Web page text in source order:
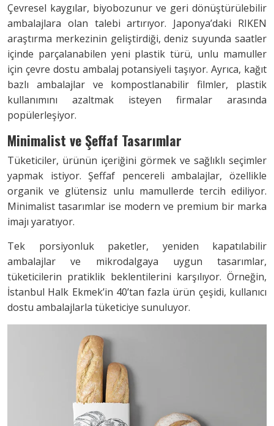
Çevresel kaygılar, biyobozunur ve geri dönüştürülebilir
ambalajlara olan talebi artırıyor. Japonya’daki RIKEN
araştırma merkezinin geliştirdiği, deniz suyunda saatler
içinde parçalanabilen yeni plastik türü, unlu mamuller
için çevre dostu ambalaj potansiyeli taşıyor. Ayrıca, kağıt
bazlı ambalajlar ve kompostlanabilir filmler, plastik
kullanımını azaltmak isteyen firmalar arasında
popülerleşiyor.
Minimalist ve Şeffaf Tasarımlar
Tüketiciler, ürünün içeriğini görmek ve sağlıklı seçimler
yapmak istiyor. Şeffaf pencereli ambalajlar, özellikle
organik ve glütensiz unlu mamullerde tercih ediliyor.
Minimalist tasarımlar ise modern ve premium bir marka
imajı yaratıyor.
Tek porsiyonluk paketler, yeniden kapatılabilir
ambalajlar ve mikrodalgaya uygun tasarımlar,
tüketicilerin pratiklik beklentilerini karşılıyor. Örneğin,
İstanbul Halk Ekmek’in 40’tan fazla ürün çeşidi, kullanıcı
dostu ambalajlarla tüketiciye sunuluyor.